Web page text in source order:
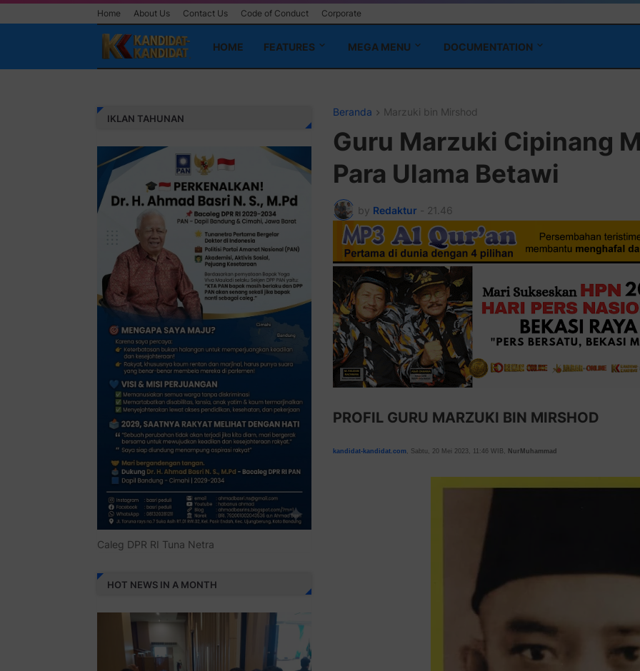
Home About Us Contact Us Code of Conduct Corporate
HOME FEATURES MEGA MENU DOCUMENTATION
Beranda Marzuki bin Mirshod
Guru Marzuki Cipinang
Para Ulama Betawi
by Redaktur - 21.46
PROFIL GURU MARZUKI BIN MIRSHOD
kandidat-kandidat.com, Sabtu, 20 Mei 2023, 11:46 WIB, NurMuhammad
IKLAN TAHUNAN
Caleg DPR RI Tuna Netra
HOT NEWS IN A MONTH